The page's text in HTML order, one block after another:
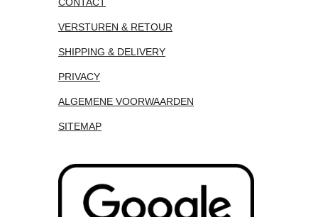
VERSTUREN & RETOUR
SHIPPING & DELIVERY
PRIVACY
ALGEMENE VOORWAARDEN
SITEMAP